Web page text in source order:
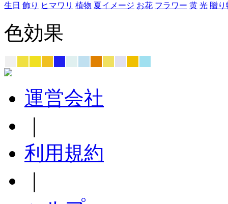
生日 飾り ヒマワリ 植物 夏イメージ お花 フラワー 黄 光 贈り
色効果
運営会社
利用規約